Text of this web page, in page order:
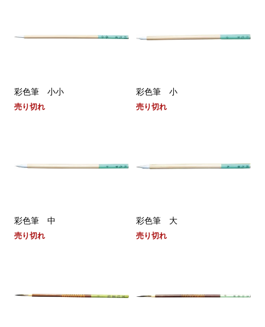
彩色筆 小小
売り切れ
彩色筆 小
売り切れ
彩色筆 中
売り切れ
彩色筆 大
売り切れ